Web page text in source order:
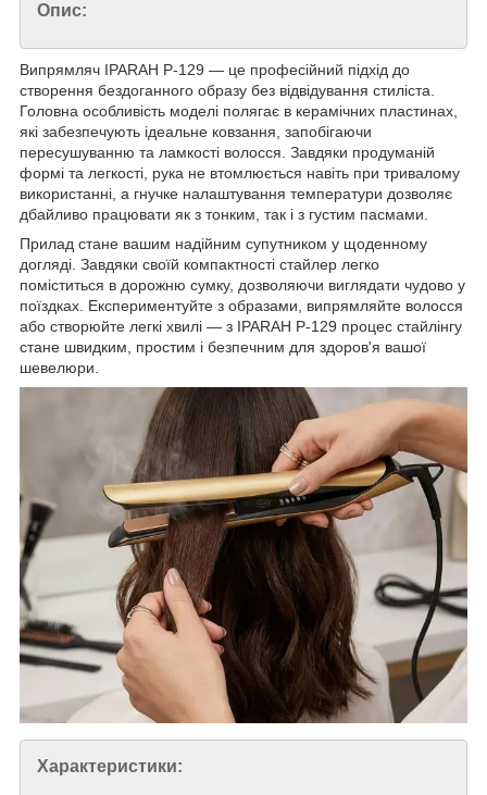
Опис:
Випрямляч IPARAH P-129 — це професійний підхід до
створення бездоганного образу без відвідування стиліста.
Головна особливість моделі полягає в керамічних пластинах,
які забезпечують ідеальне ковзання, запобігаючи
пересушуванню та ламкості волосся. Завдяки продуманій
формі та легкості, рука не втомлюється навіть при тривалому
використанні, а гнучке налаштування температури дозволяє
дбайливо працювати як з тонким, так і з густим пасмами.
Прилад стане вашим надійним супутником у щоденному
догляді. Завдяки своїй компактності стайлер легко
поміститься в дорожню сумку, дозволяючи виглядати чудово у
поїздках. Експериментуйте з образами, випрямляйте волосся
або створюйте легкі хвилі — з IPARAH P-129 процес стайлінгу
стане швидким, простим і безпечним для здоров'я вашої
шевелюри.
Характеристики: